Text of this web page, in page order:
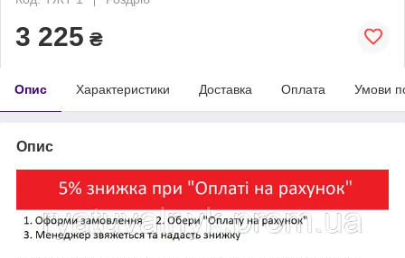
3 225 ₴
Опис Характеристики Доставка Оплата Умови
Опис